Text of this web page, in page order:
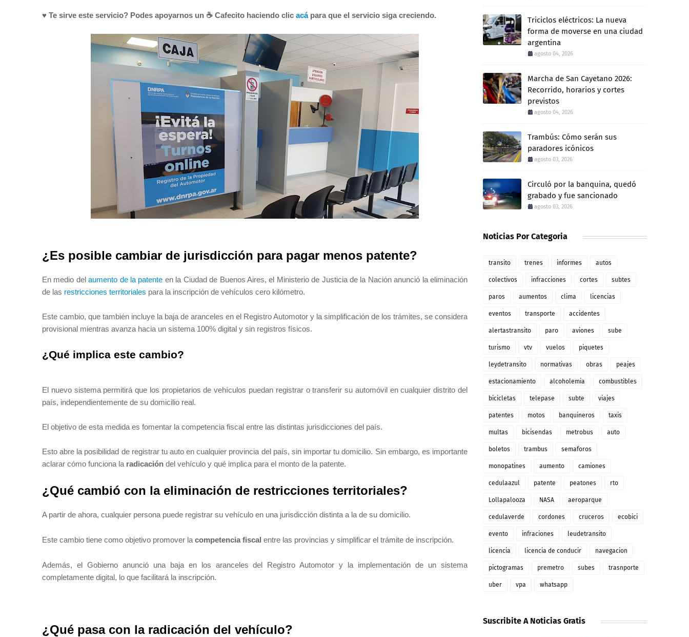
♥ Te sirve este servicio? Podes apoyarnos un ☕ Cafecito haciendo clic acápara que el servicio siga creciendo.
¿Es posible cambiar de jurisdicción para pagar menos patente?
En medio delaumento de la patente en la Ciudad de Buenos Aires, el Ministerio de Justicia de la Nación anunció la eliminación
de las restricciones territoriales para la inscripción de vehículos cero kilómetro.
Este cambio, que también incluye la baja de aranceles en el Registro Automotor y la simplificación de los trámites, se considera
provisional mientras avanza hacia un sistema 100% digital y sin registros físicos.
¿Qué implica este cambio?
El nuevo sistema permitirá que los propietarios de vehículos puedan registrar o transferir su automóvil en cualquier distrito del
país, independientemente de su domicilio real.
El objetivo de esta medida es fomentar la competencia fiscal entre las distintas jurisdicciones del país.
Esto abre la posibilidad de registrar tu auto en cualquier provincia del país, sin importar tu domicilio. Sin embargo, es importante
aclarar cómo funciona la radicación del vehículo y qué implica para el monto de la patente.
¿Qué cambió con la eliminación de restricciones territoriales?
A partir de ahora, cualquier persona puede registrar su vehículo en una jurisdicción distinta a la de su domicilio.
Este cambio tiene como objetivo promover la competencia fiscal entre las provincias y simplificar el trámite de inscripción.
Además, el Gobierno anunció una baja en los aranceles del Registro Automotor y la implementación de un sistema
completamente digital, lo que facilitará la inscripción.
¿Qué pasa con la radicación del vehículo?
Triciclos eléctricos: La nueva
forma de moverse en una ciudad
argentina
agosto 04, 2026
Marcha de San Cayetano 2026:
Recorrido, horarios y cortes
previstos
agosto 04, 2026
Trambús: Cómo serán sus
paradores icónicos
agosto 03, 2026
Circuló por la banquina, quedó
grabado y fue sancionado
agosto 03, 2026
Noticias Por Categoria
transito trenes informes autos
colectivos infracciones cortes subtes
paros aumentos clima licencias
eventos transporte accidentes
alertastransito paro aviones sube
turismo vtv vuelos piquetes
leydetransito normativas obras peajes
estacionamiento alcoholemia combustibles
bicicletas telepase subte viajes
patentes motos banquineros taxis
multas bicisendas metrobus auto
boletos trambus semaforos
monopatines aumento camiones
cedulaazul patente peatones rto
Lollapalooza NASA aeroparque
cedulaverde cordones cruceros ecobici
evento infraciones leudetransito
licencia licencia de conducir navegacion
pictogramas premetro subes trasnporte
uber vpa whatsapp
Suscribite A Noticias Gratis